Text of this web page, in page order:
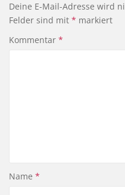
Deine E-Mail-Adresse wird
Felder sind mit * markiert
Kommentar *
Name *